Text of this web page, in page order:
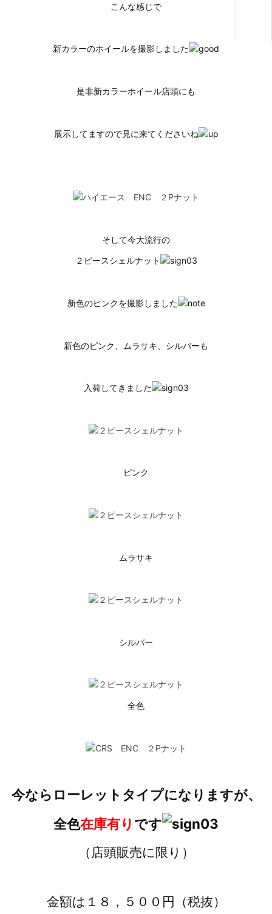
こんな感じで
新カラーのホイールを撮影しました
是非新カラーホイール店頭にも
展示してますので見に来てくださいね
そして今大流行の
２ピースシェルナット
新色のピンクを撮影しました
新色のピンク、ムラサキ、シルバーも
入荷してきました
ピンク
ムラサキ
シルバー
全色
今ならローレットタイプになりますが、
全色在庫有り です
（店頭販売に限り）
金額は１８，５００円（税抜）